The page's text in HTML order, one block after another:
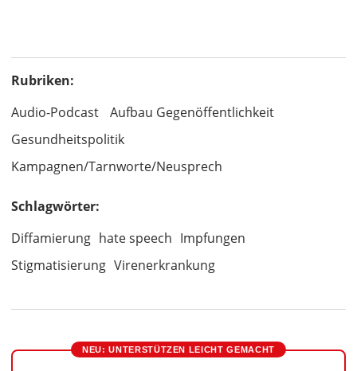
Rubriken:
Audio-Podcast
Aufbau Gegenöffentlichkeit
Gesundheitspolitik
Kampagnen/Tarnworte/Neusprech
Schlagwörter:
Diffamierung hate speech Impfungen
Stigmatisierung Virenerkrankung
NEU: UNTERSTÜTZEN LEICHT GEMACHT